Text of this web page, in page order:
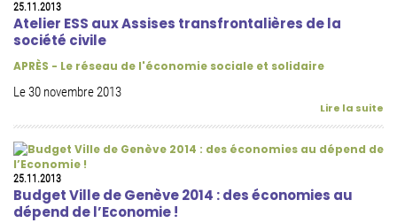
25.11.2013
Atelier ESS aux Assises transfrontalières de la
société civile
APRÈS - Le réseau de l'économie sociale et solidaire
Le 30 novembre 2013
Lire la suite
25.11.2013
Budget Ville de Genève 2014 : des économies au
dépend de l’Economie !